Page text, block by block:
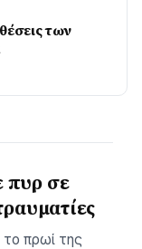
των
πυρ σε
πρωί της